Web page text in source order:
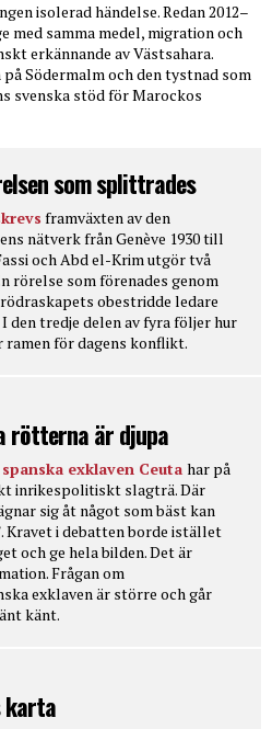
isolerad händelse. Redan 2012–
med samma medel, migration och
erkännande av Västsahara.
Södermalm och den tystnad som
svenska stöd för Marockos
som splittrades
framväxten av den
nätverk från Genève 1930 till
och Abd el-Krim utgör två
rörelse som förenades genom
obestridde ledare
den tredje delen av fyra följer hur
för dagens konflikt.
rötterna är djupa
exklaven Ceuta har på
inrikespolitiskt slagträ. Där
sig åt något som bäst kan
Kravet i debatten borde istället
och ge hela bilden. Det är
Frågan om
exklaven är större och går
känt.
karta